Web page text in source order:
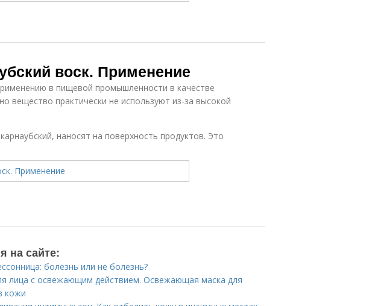
воск. Применение
в пищевой промышленности в качестве
вещество практически не используют из-за высокой
наносят на поверхность продуктов. Это
на сайте:
болезнь или не болезнь?
лица с освежающим действием. Освежающая маска для
кожи